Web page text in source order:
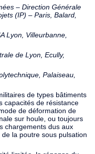
– Direction Générale
(IP) – Paris, Balard,
Lyon, Villeurbanne,
de Lyon, Ecully,
Palaiseau,
de types bâtiments
capacités de résistance
de déformation de
sur houle, ou toujours
chargements dus aux
la poutre sous pulsation